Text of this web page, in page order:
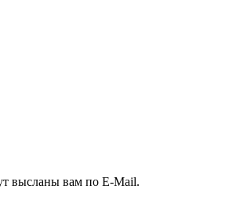
высланы вам по E-Mail.